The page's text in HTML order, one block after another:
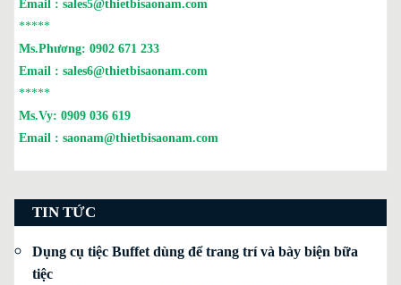
Email : sales5@thietbisaonam.com
*****
Ms.Phương: 0902 671 233
Email : sales6@thietbisaonam.com
*****
Ms.Vy: 0909 036 619
Email : saonam@thietbisaonam.com
TIN TỨC
Dụng cụ tiệc Buffet dùng để trang trí và bày biện bữa
tiệc